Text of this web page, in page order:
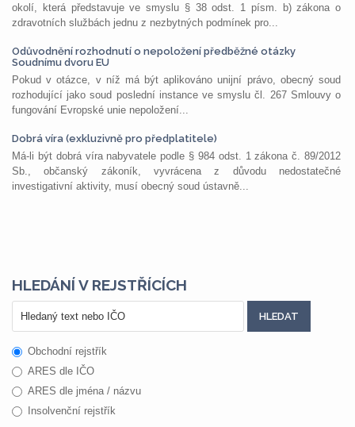
okolí, která představuje ve smyslu § 38 odst. 1 písm. b) zákona o
zdravotních službách jednu z nezbytných podmínek pro...
Odůvodnění rozhodnutí o nepoložení předběžné otázky
Soudnímu dvoru EU
Pokud v otázce, v níž má být aplikováno unijní právo, obecný soud
rozhodující jako soud poslední instance ve smyslu čl. 267 Smlouvy o
fungování Evropské unie nepoložení...
Dobrá víra (exkluzivně pro předplatitele)
Má-li být dobrá víra nabyvatele podle § 984 odst. 1 zákona č. 89/2012
Sb., občanský zákoník, vyvrácena z důvodu nedostatečné
investigativní aktivity, musí obecný soud ústavně...
HLEDÁNÍ V REJSTŘÍCÍCH
Obchodní rejstřík
ARES dle IČO
ARES dle jména / názvu
Insolvenční rejstřík